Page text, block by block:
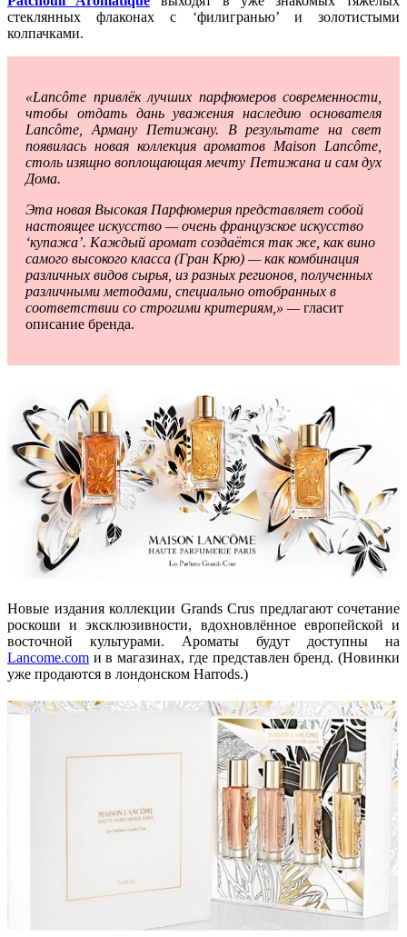
стеклянных флаконах с ‘филигранью’ и золотистыми
колпачками.
«Lancôme привлёк лучших парфюмеров современности,
чтобы отдать дань уважения наследию основателя
Lancôme, Арману Петижану. В результате на свет
появилась новая коллекция ароматов Maison Lancôme,
столь изящно воплощающая мечту Петижана и сам дух
Дома.
Эта новая Высокая Парфюмерия представляет собой
настоящее искусство — очень французское искусство
‘купажа’. Каждый аромат создаётся так же, как вино
самого высокого класса (Гран Крю) — как комбинация
различных видов сырья, из разных регионов, полученных
различными методами, специально отобранных в
соответствии со строгими критериям,» —гласит
описание бренда.
Новые издания коллекции Grands Crus предлагают сочетание
роскоши и эксклюзивности, вдохновлённое европейской и
восточной культурами. Ароматы будут доступны на
Lancome.com и в магазинах, где представлен бренд. (Новинки
уже продаются в лондонском Harrods.)